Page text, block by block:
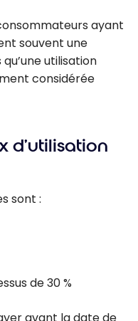
ayant
souvent une
utilisation
considérée
d’utilisation
sont :
de 30 %
avant la date de